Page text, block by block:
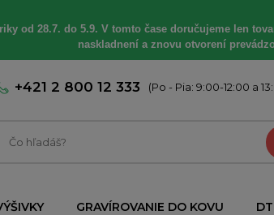
od 28.7. do 5.9. V tomto čase doručujeme len
naskladnení a znovu otvorení
+421 2 800 12 333 (Po - Pia: 9:00-12:00 a
GRAVÍROVANIE DO KOVU